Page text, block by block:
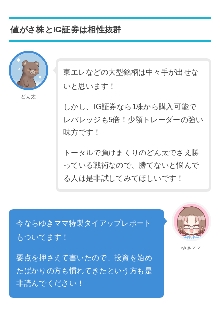
値がさ株とIG証券は相性抜群
どん太
東エレなどの大型銘柄は中々手が出せな
いと思います！
しかし、IG証券なら1株から購入可能で
レバレッジも5倍！少額トレーダーの強い
味方です！
トータルで負けまくりのどん太でさえ勝
っている戦術なので、勝てないと悩んで
る人は是非試してみてほしいです！
ゆきママ
今ならゆきママ特製タイアップレポート
もついてます！
要点を押さえて書いたので、投資を始め
たばかりの方も慣れてきたという方も是
非読んでください！